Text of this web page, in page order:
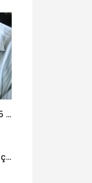
Famílias brasileiras perderam R$ 62,5 bilhões para bets em 2025
Índice de Desenvolvimento da Educação Básica tem elevação em todas as etapas